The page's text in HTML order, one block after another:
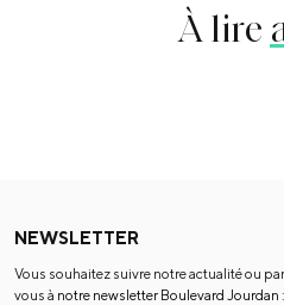
À lire
NEWSLETTER
Vous souhaitez suivre notre actualité ou
vous à notre newsletter Boulevard Jourdan :